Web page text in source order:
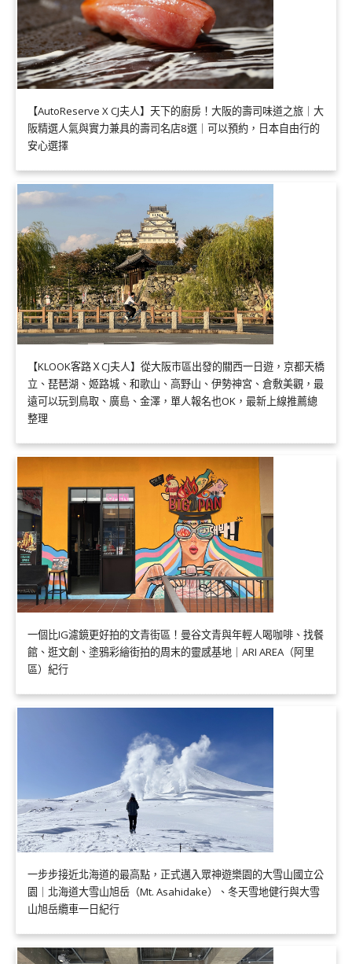
【AutoReserve X CJ夫人】天下的廚房！大阪的壽司味道之旅｜大
阪精選人氣與實力兼具的壽司名店8選｜可以預約，日本自由行的
安心選擇
【KLOOK客路ＸCJ夫人】從大阪市區出發的關西一日遊，京都天橋
立、琵琶湖、姬路城、和歌山、高野山、伊勢神宮、倉敷美觀，最
遠可以玩到鳥取、廣島、金澤，單人報名也OK，最新上線推薦總
整理
一個比IG濾鏡更好拍的文青街區！曼谷文青與年輕人喝咖啡、找餐
館、逛文創、塗鴉彩繪街拍的周末的靈感基地｜ARI AREA（阿里
區）紀行
一步步接近北海道的最高點，正式邁入眾神遊樂園的大雪山國立公
園｜北海道大雪山旭岳（Mt. Asahidake）、冬天雪地健行與大雪
山旭岳纜車一日紀行